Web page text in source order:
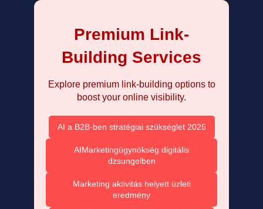
Premium Link-
Building Services
Explore premium link-building options to
boost your online visibility.
AI a B2B-ben stratégiai szükséglet 2025
AIMarketingügynökség digitális
dzsungelben
Marketing aktivitás helyett üzleti
eredmény